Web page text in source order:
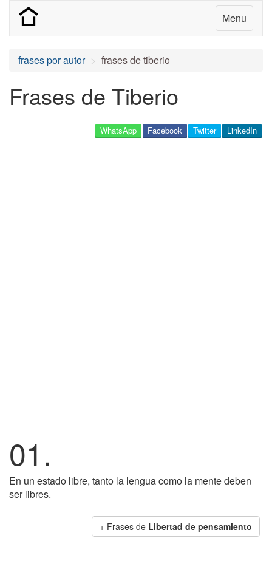
Menu
frases por autor frases de tiberio
Frases de Tiberio
LinkedIn
Twitter
Facebook
WhatsApp
01.
En un estado libre, tanto la lengua como la mente deben
ser libres.
+ Frases de Libertad de pensamiento